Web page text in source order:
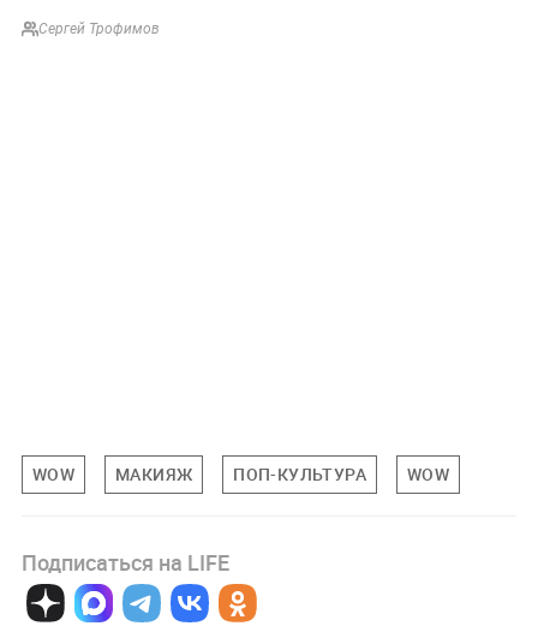
Сергей Трофимов
WOW МАКИЯЖ ПОП-КУЛЬТУРА WOW
Подписаться на LIFE